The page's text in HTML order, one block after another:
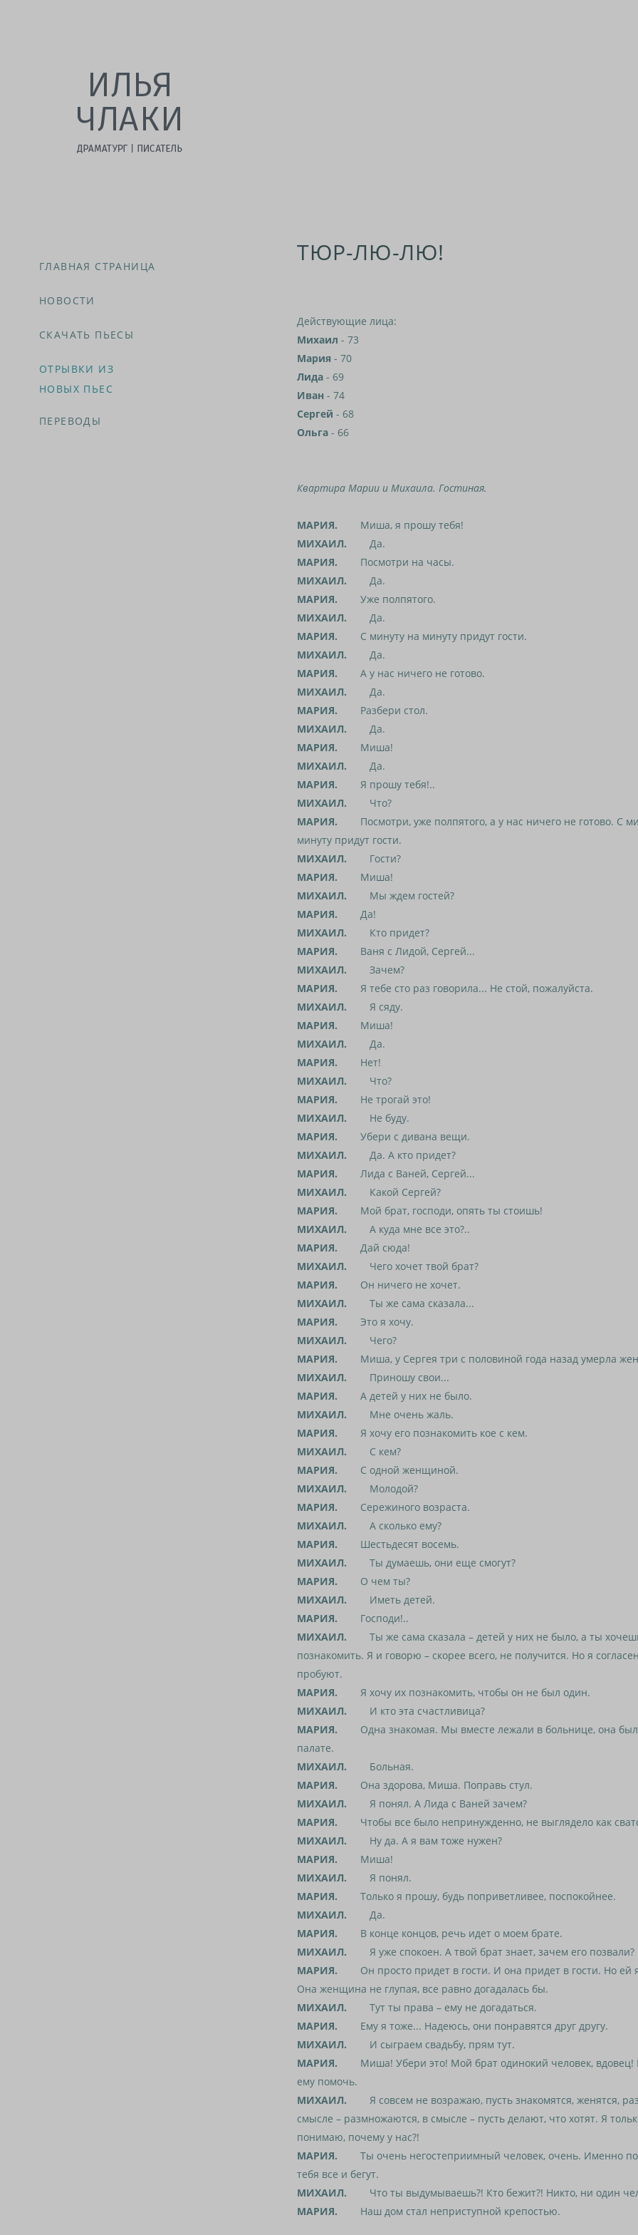
ГЛАВНАЯ СТРАНИЦА
НОВОСТИ
СКАЧАТЬ ПЬЕСЫ
ОТРЫВКИ ИЗ
НОВЫХ ПЬЕС
ПЕРЕВОДЫ
ТЮР-ЛЮ-ЛЮ!
Действующие лица:
Михаил - 73
Мария - 70
Лида - 69
Иван - 74
Сергей - 68
Ольга - 66
Квартира Марии и Михаила. Гостиная.
МАРИЯ. Миша, я прошу тебя!
МИХАИЛ. Да.
МАРИЯ. Посмотри на часы.
МИХАИЛ. Да.
МАРИЯ. Уже полпятого.
МИХАИЛ. Да.
МАРИЯ. С минуту на минуту придут гости.
МИХАИЛ. Да.
МАРИЯ. А у нас ничего не готово.
МИХАИЛ. Да.
МАРИЯ. Разбери стол.
МИХАИЛ. Да.
МАРИЯ. Миша!
МИХАИЛ. Да.
МАРИЯ. Я прошу тебя!..
МИХАИЛ. Что?
МАРИЯ. Посмотри, уже полпятого, а у нас ничего не готово. С
минуту придут гости.
МИХАИЛ. Гости?
МАРИЯ. Миша!
МИХАИЛ. Мы ждем гостей?
МАРИЯ. Да!
МИХАИЛ. Кто придет?
МАРИЯ. Ваня с Лидой, Сергей...
МИХАИЛ. Зачем?
МАРИЯ. Я тебе сто раз говорила... Не стой, пожалуйста.
МИХАИЛ. Я сяду.
МАРИЯ. Миша!
МИХАИЛ. Да.
МАРИЯ. Нет!
МИХАИЛ. Что?
МАРИЯ. Не трогай это!
МИХАИЛ. Не буду.
МАРИЯ. Убери с дивана вещи.
МИХАИЛ. Да. А кто придет?
МАРИЯ. Лида с Ваней, Сергей...
МИХАИЛ. Какой Сергей?
МАРИЯ. Мой брат, господи, опять ты стоишь!
МИХАИЛ. А куда мне все это?..
МАРИЯ. Дай сюда!
МИХАИЛ. Чего хочет твой брат?
МАРИЯ. Он ничего не хочет.
МИХАИЛ. Ты же сама сказала...
МАРИЯ. Это я хочу.
МИХАИЛ. Чего?
МАРИЯ. Миша, у Сергея три с половиной года назад умерла
МИХАИЛ. Приношу свои...
МАРИЯ. А детей у них не было.
МИХАИЛ. Мне очень жаль.
МАРИЯ. Я хочу его познакомить кое с кем.
МИХАИЛ. С кем?
МАРИЯ. С одной женщиной.
МИХАИЛ. Молодой?
МАРИЯ. Сережиного возраста.
МИХАИЛ. А сколько ему?
МАРИЯ. Шестьдесят восемь.
МИХАИЛ. Ты думаешь, они еще смогут?
МАРИЯ. О чем ты?
МИХАИЛ. Иметь детей.
МАРИЯ. Господи!..
МИХАИЛ. Ты же сама сказала – детей у них не было, а ты
познакомить. Я и говорю – скорее всего, не получится. Но я
пробуют.
МАРИЯ. Я хочу их познакомить, чтобы он не был один.
МИХАИЛ. И кто эта счастливица?
МАРИЯ. Одна знакомая. Мы вместе лежали в больнице, она
палате.
МИХАИЛ. Больная.
МАРИЯ. Она здорова, Миша. Поправь стул.
МИХАИЛ. Я понял. А Лида с Ваней зачем?
МАРИЯ. Чтобы все было непринужденно, не выглядело как
МИХАИЛ. Ну да. А я вам тоже нужен?
МАРИЯ. Миша!
МИХАИЛ. Я понял.
МАРИЯ. Только я прошу, будь поприветливее, поспокойнее.
МИХАИЛ. Да.
МАРИЯ. В конце концов, речь идет о моем брате.
МИХАИЛ. Я уже спокоен. А твой брат знает, зачем его позвали?
МАРИЯ. Он просто придет в гости. И она придет в гости. Но ей
Она женщина не глупая, все равно догадалась бы.
МИХАИЛ. Тут ты права – ему не догадаться.
МАРИЯ. Ему я тоже... Надеюсь, они понравятся друг другу.
МИХАИЛ. И сыграем свадьбу, прям тут.
МАРИЯ. Миша! Убери это! Мой брат одинокий человек,
ему помочь.
МИХАИЛ. Я совсем не возражаю, пусть знакомятся, женятся,
смысле – размножаются, в смысле – пусть делают, что хотят. Я
понимаю, почему у нас?!
МАРИЯ. Ты очень негостеприимный человек, очень. Именно
тебя все и бегут.
МИХАИЛ. Что ты выдумываешь?! Кто бежит?! Никто, ни один
МАРИЯ. Наш дом стал неприступной крепостью.